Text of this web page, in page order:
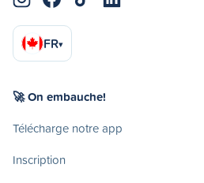
FR▾
🚀 On embauche!
Télécharge notre app
Inscription